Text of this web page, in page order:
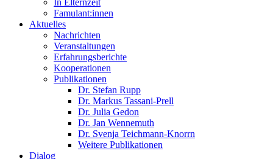
In Elternzeit
Famulant:innen
Aktuelles
Nachrichten
Veranstaltungen
Erfahrungsberichte
Kooperationen
Publikationen
Dr. Stefan Rupp
Dr. Markus Tassani-Prell
Dr. Julia Gedon
Dr. Jan Wennemuth
Dr. Svenja Teichmann-Knorrn
Weitere Publikationen
Dialog